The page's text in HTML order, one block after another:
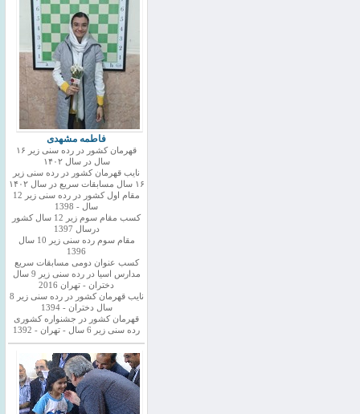
فاطمه مشهدی
قهرمان کشور در رده سنی زیر ۱۶
سال در سال ۱۴۰۲
نایب قهرمان کشور در رده سنی زیر
۱۶ سال مسابقات سریع در سال ۱۴۰۲
مقام اول کشور در رده سنی زیر 12
سال - 1398
کسب مقام سوم زیر 12 سال کشور
درسال 1397
مقام سوم رده سنی زیر 10 سال
1396
کسب عنوان دومی مسابقات سریع
مدارس اسیا در رده سنی زیر 9 سال
دختران - تهران 2016
نایب قهرمان کشور در رده سنی زیر 8
سال دختران - 1394
قهرمان کشور در جشنواره کشوری
رده سنی زیر 6 سال - تهران - 1392